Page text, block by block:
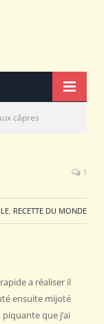
câpres
1
, RECETTE DU MONDE
a réaliser il
ensuite mijoté
que j’ai